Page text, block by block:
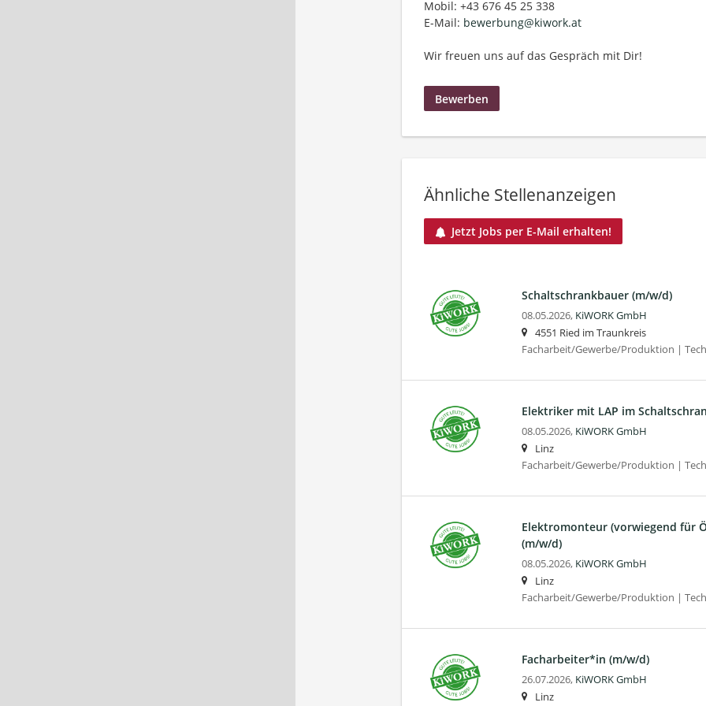
Mobil: +43 676 45 25 338
E-Mail: bewerbung@kiwork.at
Wir freuen uns auf das Gespräch mit Dir!
Bewerben
Ähnliche Stellenanzeigen
Jetzt Jobs per E-Mail erhalten!
Schaltschrank­bauer (m/w/d)
08.05.2026, KiWORK GmbH
4551 Ried im Traunkreis
Facharbeit/Gewerbe/Produktion |
Elektriker mit LAP im
08.05.2026, KiWORK GmbH
Linz
Facharbeit/Gewerbe/Produktion |
Elektromonteur (vorwiegend für
(m/w/d)
08.05.2026, KiWORK GmbH
Linz
Facharbeit/Gewerbe/Produktion |
Facharbeiter*in (m/w/d)
26.07.2026, KiWORK GmbH
Linz